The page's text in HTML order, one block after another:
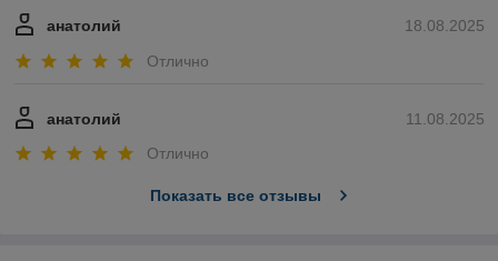
18.08.2025
анатолий
Отлично
11.08.2025
анатолий
Отлично
Показать все отзывы